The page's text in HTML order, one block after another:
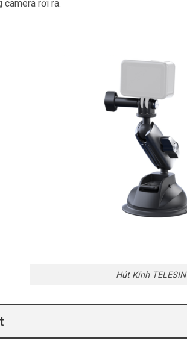
rơi ra.
Hút Kính TELESIN